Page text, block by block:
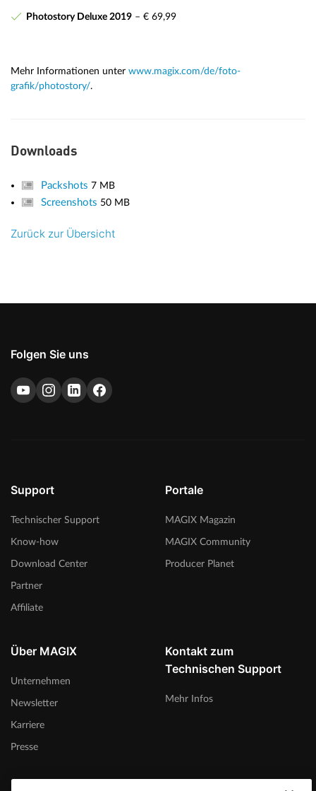
Photostory Deluxe 2019– € 69,99
Mehr Informationen unter www.magix.com/de/foto-
grafik/photostory/.
Downloads
Packshots7 MB
Screenshots 50 MB
Zurück zur Übersicht
Folgen Sie uns
Support
Technischer Support
Know-how
Download Center
Partner
Affiliate
Portale
MAGIX Magazin
MAGIX Community
Producer Planet
Über MAGIX
Unternehmen
Newsletter
Karriere
Presse
Kontakt zum
Technischen Support
Mehr Infos